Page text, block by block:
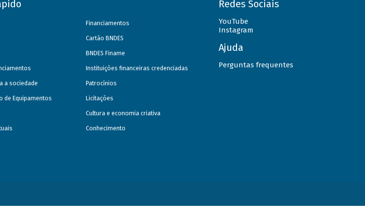
a sociedade
de Equipamentos
Financiamentos
Cartão BNDES
BNDES Finame
Instituições financeiras credenciadas
Patrocínios
Licitações
Cultura e economia criativa
Conhecimento
Redes Sociais
YouTube
Instagram
Ajuda
Perguntas frequentes